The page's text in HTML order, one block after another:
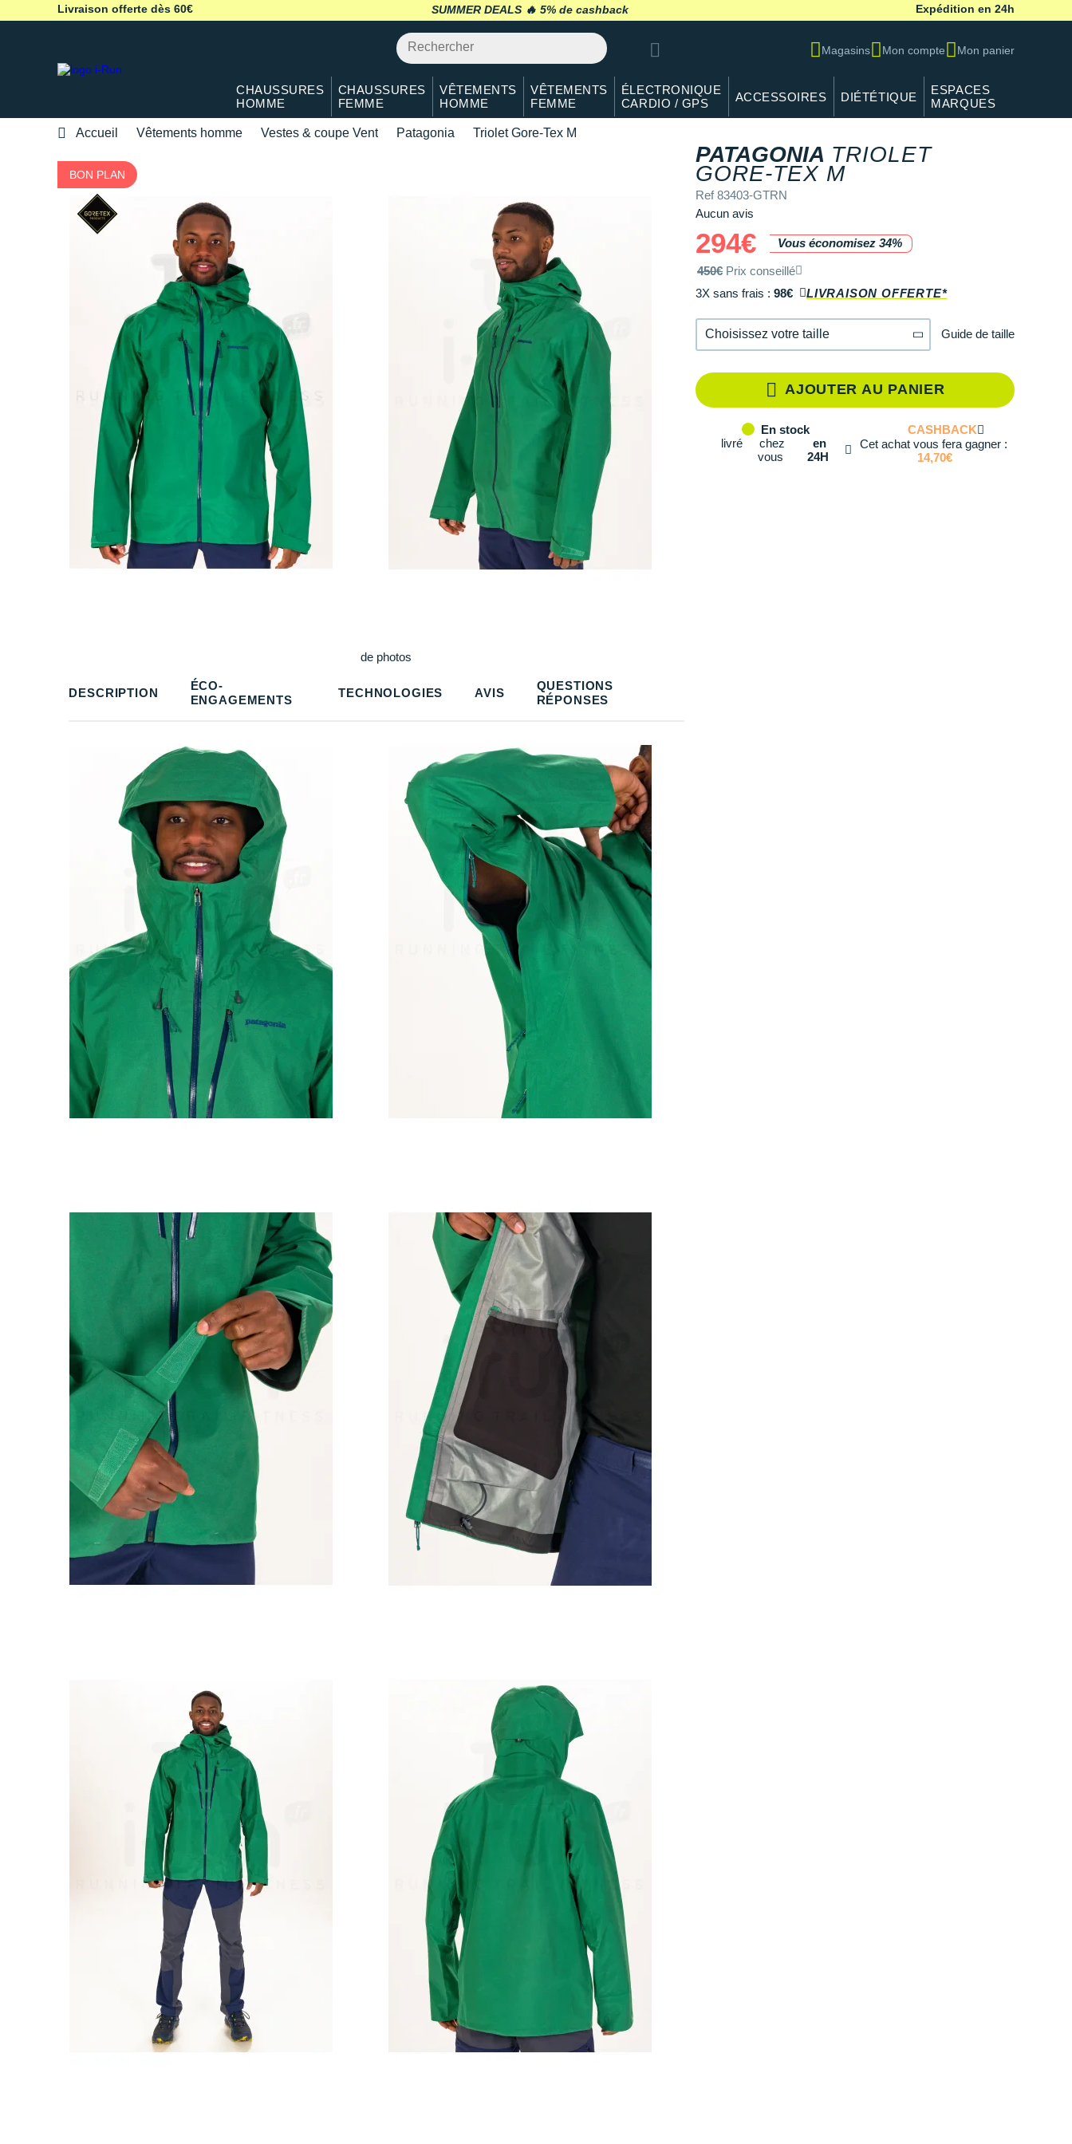
Livraison offerte dès 60€ SUMMER DEALS 🔥 retour 30 jours* Expédition en 24h
Magasins Mon compte Mon panier
CHAUSSURES
HOMME
CHAUSSURES
FEMME
VÊTEMENTS
HOMME
VÊTEMENTS
FEMME
ÉLECTRONIQUE
CARDIO / GPS
ACCESSOIRES DIÉTÉTIQUE
ESPACES
MARQUES
Accueil Vêtements homme Vestes & coupe Vent Patagonia Triolet Gore-Tex M
PATAGONIA TRIOLET
GORE-TEX M
Ref 83403-GTRN
Aucun avis
294€ Vous économisez 34%
450€ Prix conseillé
3X sans frais : 98€ LIVRAISON OFFERTE*
Choisissez votre taille
En rupture
En rupture
Guide de taille
AJOUTER AU PANIER
En stock
livré
chez
vous
en
24H
CASHBACK
Cet achat vous fera gagner :
14,70€
BON PLAN
Plus
de photos
DESCRIPTION
ÉCO-
ENGAGEMENTS
TECHNOLOGIES AVIS
QUESTIONS
RÉPONSES
M En rupture
Il en reste 1 !